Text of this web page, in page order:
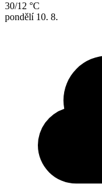
30/12 °C
pondělí 10. 8.